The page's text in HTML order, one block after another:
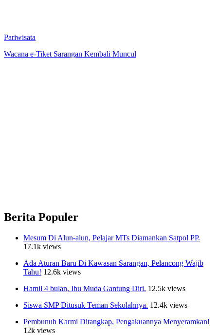
Pariwisata
Wacana e-Tiket Sarangan Kembali Muncul
Berita Populer
Mesum Di Alun-alun, Pelajar MTs Diamankan Satpol PP.
17.1k views
Ada Aturan Baru Di Kawasan Sarangan, Pelancong Wajib
Tahu! 12.6k views
Hamil 4 bulan, Ibu Muda Gantung Diri. 12.5k views
Siswa SMP Ditusuk Teman Sekolahnya. 12.4k views
Pembunuh Karmi Ditangkap, Pengakuannya Menyeramkan!
12k views